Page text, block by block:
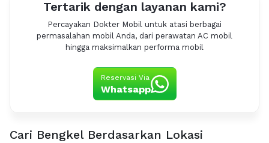
Tertarik dengan layanan kami?
Percayakan Dokter Mobil untuk atasi berbagai
permasalahan mobil Anda, dari perawatan AC mobil
hingga maksimalkan performa mobil
Reservasi Via
Whatsapp
Cari Bengkel Berdasarkan Lokasi